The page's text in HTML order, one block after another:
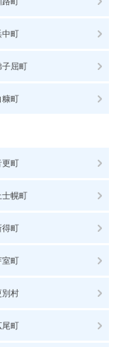
中町
子屈町
糠町
更町
士幌町
得町
室町
別村
尾町